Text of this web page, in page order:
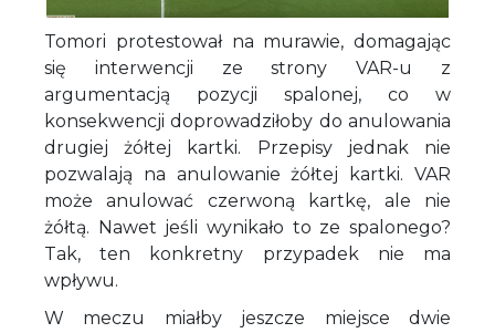
Tomori protestował na murawie, domagając
się interwencji ze strony VAR-u z
argumentacją pozycji spalonej, co w
konsekwencji doprowadziłoby do anulowania
drugiej żółtej kartki. Przepisy jednak nie
pozwalają na anulowanie żółtej kartki. VAR
może anulować czerwoną kartkę, ale nie
żółtą. Nawet jeśli wynikało to ze spalonego?
Tak, ten konkretny przypadek nie ma
wpływu.
W meczu miałby jeszcze miejsce dwie